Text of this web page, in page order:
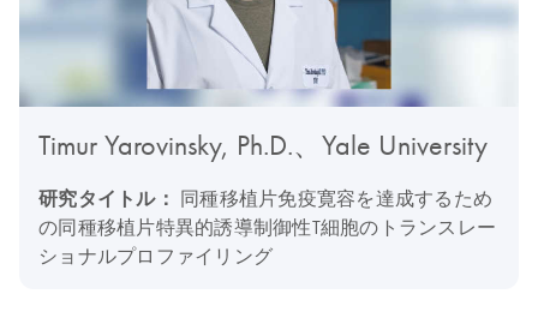
Timur Yarovinsky, Ph.D.、Yale University
研究タイトル： 同種移植片免疫寛容を達成するため
の同種移植片特異的誘導制御性T細胞のトランスレー
ショナルプロファイリング